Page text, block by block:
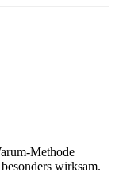
Methode
wirksam.